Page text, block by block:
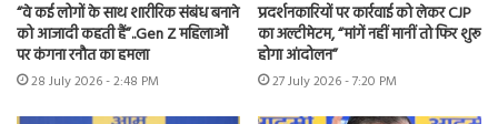
“वे कई लोगों के साथ शारीरिक संबंध बनाने
को आजादी कहती हैं”..Gen Z महिलाओं
पर कंगना रनौत का हमला
28 July 2026 - 2:48 PM
प्रदर्शनकारियों पर कार्रवाई को लेकर CJP
का अल्टीमेटम, “मांगें नहीं मानीं तो फिर शुरू
होगा आंदोलन”
27 July 2026 - 7:20 PM